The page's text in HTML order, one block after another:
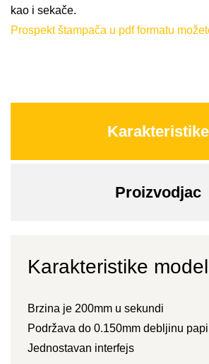
kao i sekače.
Prospekt štampača u pdf formatu
Karakteristike
Proizvodjac
Karakteristike
Brzina je 200mm u sekundi
Podržava do 0.150mm debljinu
Jednostavan interfejs